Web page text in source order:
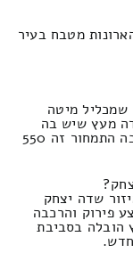
מטבח בעיר
מיטה
מעץ שיש בה
ארונות-בגדים במיזוג של לבצע פירוק והרכבה התמחור זה 550
שדה יצחק
כולל לבצע פירוק והרכבה
הובלה בסביבת